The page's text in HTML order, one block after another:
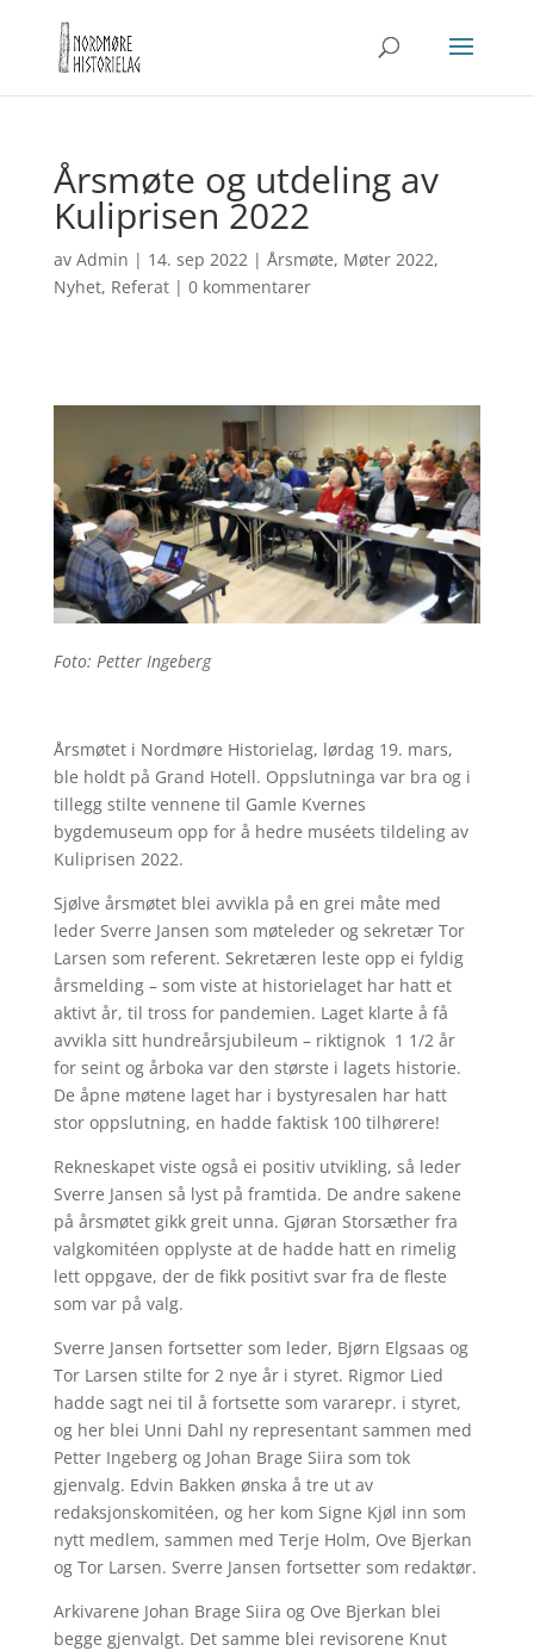
Årsmøte og utdeling av
Kuliprisen 2022
av Admin | 14. sep 2022| Årsmøte, Møter 2022,
Nyhet, Referat| 0 kommentarer
Foto: Petter Ingeberg
Årsmøtet i Nordmøre Historielag, lørdag 19. mars,
ble holdt på Grand Hotell. Oppslutninga var bra og i
tillegg stilte vennene til Gamle Kvernes
bygdemuseum opp for å hedre muséets tildeling av
Kuliprisen 2022.
Sjølve årsmøtet blei avvikla på en grei måte med
leder Sverre Jansen som møteleder og sekretær Tor
Larsen som referent. Sekretæren leste opp ei fyldig
årsmelding – som viste at historielaget har hatt et
aktivt år, til tross for pandemien. Laget klarte å få
avvikla sitt hundreårsjubileum – riktignok 1 1/2 år
for seint og årboka var den største i lagets historie.
De åpne møtene laget har i bystyresalen har hatt
stor oppslutning, en hadde faktisk 100 tilhørere!
Rekneskapet viste også ei positiv utvikling, så leder
Sverre Jansen så lyst på framtida. De andre sakene
på årsmøtet gikk greit unna. Gjøran Storsæther fra
valgkomitéen opplyste at de hadde hatt en rimelig
lett oppgave, der de fikk positivt svar fra de fleste
som var på valg.
Sverre Jansen fortsetter som leder, Bjørn Elgsaas og
Tor Larsen stilte for 2 nye år i styret. Rigmor Lied
hadde sagt nei til å fortsette som vararepr. i styret,
og her blei Unni Dahl ny representant sammen med
Petter Ingeberg og Johan Brage Siira som tok
gjenvalg. Edvin Bakken ønska å tre ut av
redaksjonskomitéen, og her kom Signe Kjøl inn som
nytt medlem, sammen med Terje Holm, Ove Bjerkan
og Tor Larsen. Sverre Jansen fortsetter som redaktør.
Arkivarene Johan Brage Siira og Ove Bjerkan blei
begge gjenvalgt. Det samme blei revisorene Knut